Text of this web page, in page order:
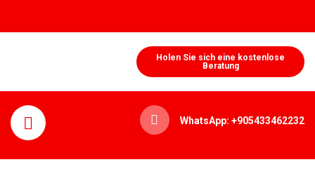
Holen Sie sich eine kostenlose
Beratung
WhatsApp: +905433462232